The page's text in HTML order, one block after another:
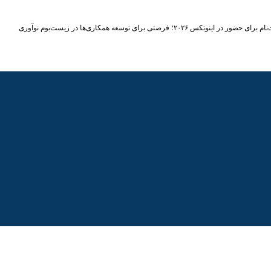
در اینوتکس ۲۰۲۶؛ فرصتی برای توسعه همکاری‌ها در زیست‌بوم نوآوری